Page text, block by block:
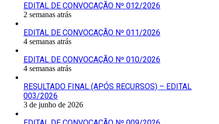
EDITAL DE CONVOCAÇÃO Nº 012/2026
2 semanas atrás
EDITAL DE CONVOCAÇÃO Nº 011/2026
4 semanas atrás
EDITAL DE CONVOCAÇÃO Nº 010/2026
4 semanas atrás
RESULTADO FINAL (APÓS RECURSOS) – EDITAL
003/2026
3 de junho de 2026